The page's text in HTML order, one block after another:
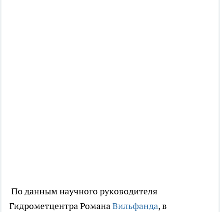
По данным научного руководителя
Гидрометцентра РоманаВильфанда, в